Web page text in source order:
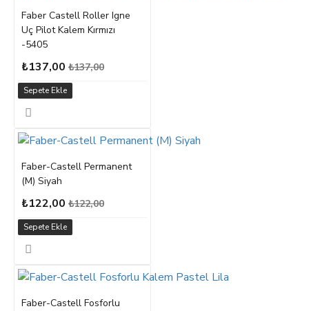
Faber Castell Roller Igne
Uç Pilot Kalem Kırmızı
-5405
₺137,00 ₺137,00
Sepete Ekle
Faber-Castell Permanent
(M) Siyah
₺122,00 ₺122,00
Sepete Ekle
Faber-Castell Fosforlu